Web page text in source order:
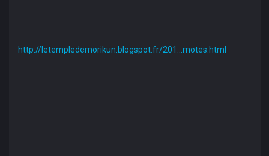
http://letempledemorikun.blogspot.fr/201...motes.html